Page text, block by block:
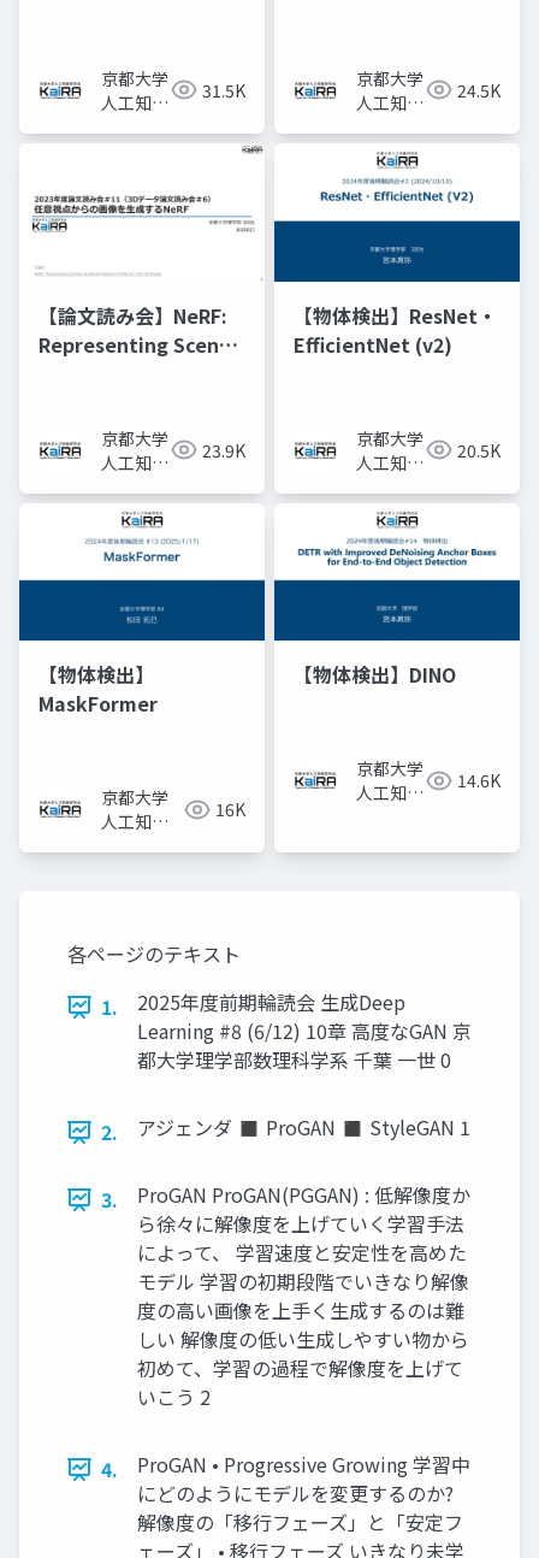
weather forecasting
京都大学
人工知能
KaiRA
31.5K
京都大学
人工知能
KaiRA
24.5K
【論文読み会】NeRF:
Representing Scenes
Synthesis京都大学
人工知能
KaiRA
23.9K
【物体検出】ResNet・
EfficientNet (v2)
京都大学
人工知能
KaiRA
20.5K
【物体検出】
MaskFormer
京都大学
人工知能
16K
【物体検出】DINO
京都大学
人工知能
14.6K
各ページのテキスト
1.
2025年度前期輪読会 生成Deep
Learning #8 (6/12) 10章 高度なGAN 京
都大学理学部数理科学系 千葉 一世 0
2. アジェンダ ◼ ProGAN ◼ StyleGAN 1
3.
ProGAN ProGAN(PGGAN) : 低解像度か
ら徐々に解像度を上げていく学習手法
によって、 学習速度と安定性を高めた
モデル 学習の初期段階でいきなり解像
度の高い画像を上手く生成するのは難
しい 解像度の低い生成しやすい物から
初めて、学習の過程で解像度を上げて
いこう 2
4.
ProGAN • Progressive Growing 学習中
にどのようにモデルを変更するのか?
解像度の「移行フェーズ」と「安定フ
ェーズ」 • 移行フェーズ いきなり未学